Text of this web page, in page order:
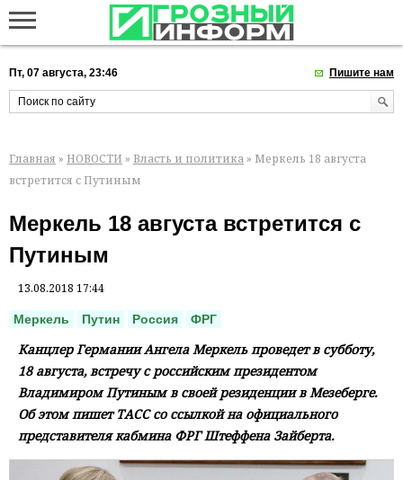
Пт, 07 августа, 23:46 Пишите нам
Главная » НОВОСТИ » Власть и политика » Меркель 18 августа
встретится с Путиным
Меркель 18 августа встретится с
Путиным
13.08.2018 17:44
Меркель Путин Россия ФРГ
Канцлер Германии Ангела Меркель проведет в субботу,
18 августа, встречу с российским президентом
Владимиром Путиным в своей резиденции в Мезеберге.
Об этом пишет ТАСС со ссылкой на официального
представителя кабмина ФРГ Штеффена Зайберта.